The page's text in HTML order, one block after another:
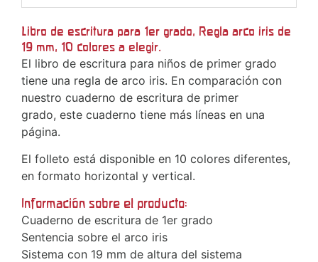
Libro de escritura para 1er grado, Regla arco iris de
19 mm, 10 colores a elegir.
El libro de escritura para niños de primer grado
tiene una regla de arco iris. En comparación con
nuestro cuaderno de escritura de primer
grado, este cuaderno tiene más líneas en una
página.
El folleto está disponible en 10 colores diferentes,
en formato horizontal y vertical.
Información sobre el producto:
Cuaderno de escritura de 1er grado
Sentencia sobre el arco iris
Sistema con 19 mm de altura del sistema